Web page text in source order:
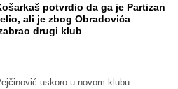
potvrdio da ga je Partizan
ali je zbog Obradovića
drugi klub
uskoro u novom klubu